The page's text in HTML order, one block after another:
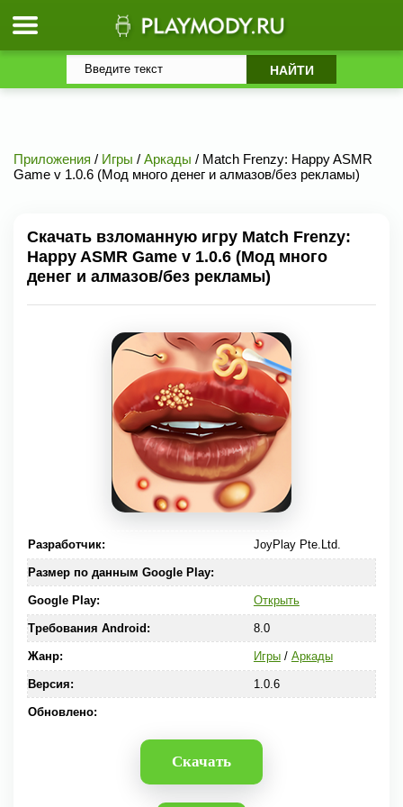
Приложения / Игры / Аркады / Match Frenzy: Happy ASMR
Game v 1.0.6 (Мод много денег и алмазов/без рекламы)
Скачать взломанную игру Match Frenzy:
Happy ASMR Game v 1.0.6 (Мод много
денег и алмазов/без рекламы)
Разработчик: JoyPlay Pte.Ltd.
Размер по данным Google Play:
Google Play: Открыть
Требования Android: 8.0
Жанр: Игры/ Аркады
Версия: 1.0.6
Обновлено:
Скачать